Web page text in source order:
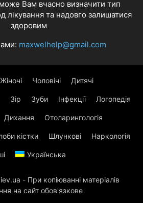
Вам вчасно визначити тип
лікування та надовго залишатися
здоровим
maxwelhelp@gmail.com
Жіночі Чоловічі Дитячі
Зір Зуби Інфекції Логопедія
Дихання Отоларингологія
кістки Шлункові Наркологія
Українська
- При копіюванні матеріалів
на сайт обов'язкове